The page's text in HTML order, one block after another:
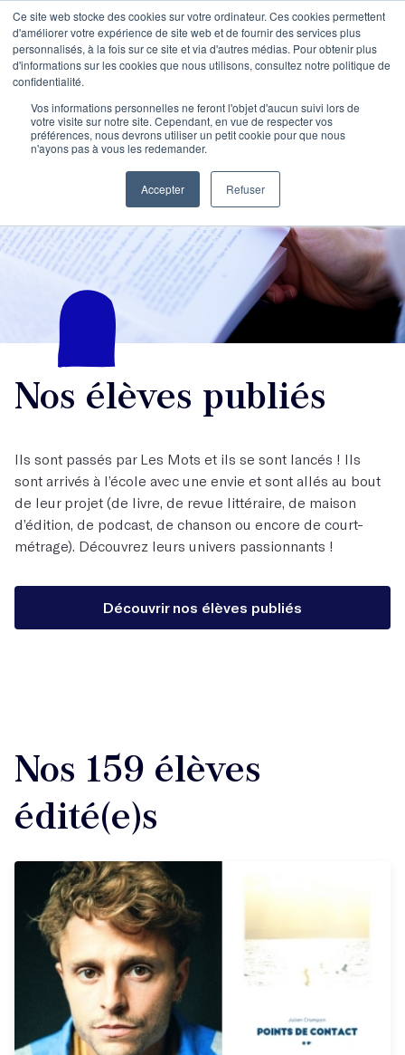
Ce site web stocke des cookies sur votre ordinateur. Ces cookies permettent
d'améliorer votre expérience de site web et de fournir des services plus
personnalisés, à la fois sur ce site et via d'autres médias. Pour obtenir plus
d'informations sur les cookies que nous utilisons, consultez notre politique de
confidentialité.
Vos informations personnelles ne feront l'objet d'aucun suivi lors de
votre visite sur notre site. Cependant, en vue de respecter vos
préférences, nous devrons utiliser un petit cookie pour que nous
n'ayons pas à vous les redemander.
Accepter Refuser
Nos élèves publiés
Ils sont passés par Les Mots et ils se sont lancés ! Ils
sont arrivés à l’école avec une envie et sont allés au bout
de leur projet (de livre, de revue littéraire, de maison
d’édition, de podcast, de chanson ou encore de court-
métrage). Découvrez leurs univers passionnants !
Découvrir nos élèves publiés
Nos 159 élèves
édité(e)s